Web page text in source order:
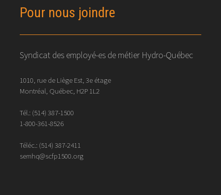
Pour nous joindre
Syndicat des employé-es de métier Hydro-Québec
1010, rue de Liège Est, 3e étage
Montréal, Québec, H2P 1L2
Tél.: (514) 387-1500
1-800-361-8526
Téléc.: (514) 387-2411
semhq@scfp1500.org